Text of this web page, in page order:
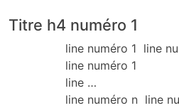
Titre h4 numéro 1
line numéro 1 line
line numéro 1
line …
line numéro n line